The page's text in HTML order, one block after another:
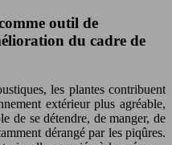
outil de
du cadre de
les plantes contribuent
extérieur plus agréable,
de se détendre, de manger, de
dérangé par les piqûres.